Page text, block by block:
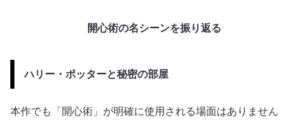
開心術の名シーンを振り返る
ハリー・ポッターと秘密の部屋
本作でも「開心術」が明確に使用される場面はありません